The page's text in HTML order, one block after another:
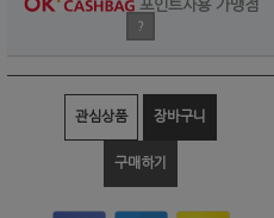
포인트사용 가맹점
?
관심상품 장바구니
구매하기